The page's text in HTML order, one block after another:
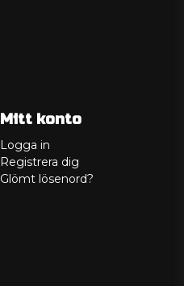
Mitt konto
Logga in
Registrera dig
Glömt lösenord?